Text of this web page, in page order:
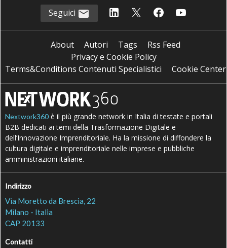
Seguici
About Autori Tags
Rss Feed
Privacy e Cookie Policy
Terms&Conditions Contenuti Specialistici
Cookie Center
Nextwork360 è il più grande network in Italia di testate e portali
B2B dedicati ai temi della Trasformazione Digitale e
dell’Innovazione Imprenditoriale. Ha la missione di diffondere la
cultura digitale e imprenditoriale nelle imprese e pubbliche
amministrazioni italiane.
Indirizzo
Via Moretto da Brescia, 22
Milano - Italia
CAP 20133
Contatti